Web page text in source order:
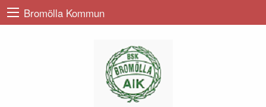
Bromölla Kommun